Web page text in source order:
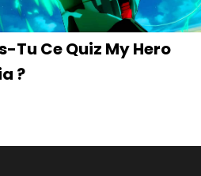
Tu Ce Quiz My Hero
?